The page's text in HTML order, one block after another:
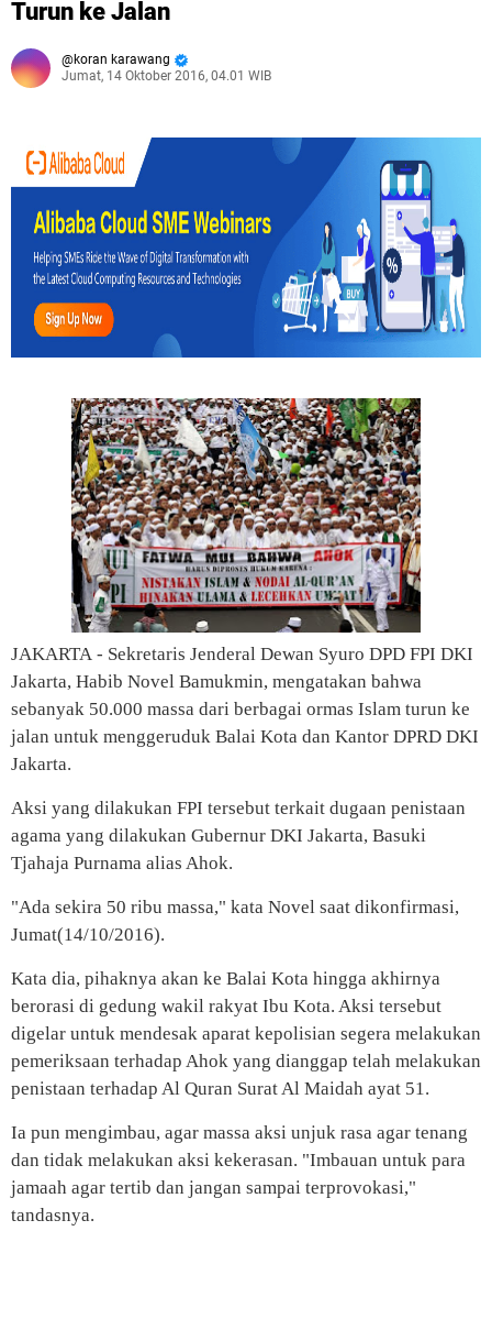
Turun ke Jalan
koran karawang
Jumat, 14 Oktober 2016, 04.01 WIB
JAKARTA - Sekretaris Jenderal Dewan Syuro DPD FPI DKI
Jakarta, Habib Novel Bamukmin, mengatakan bahwa
sebanyak 50.000 massa dari berbagai ormas Islam turun ke
jalan untuk menggeruduk Balai Kota dan Kantor DPRD DKI
Jakarta.
Aksi yang dilakukan FPI tersebut terkait dugaan penistaan
agama yang dilakukan Gubernur DKI Jakarta, Basuki
Tjahaja Purnama alias Ahok.
"Ada sekira 50 ribu massa," kata Novel saat dikonfirmasi,
Jumat(14/10/2016).
Kata dia, pihaknya akan ke Balai Kota hingga akhirnya
berorasi di gedung wakil rakyat Ibu Kota. Aksi tersebut
digelar untuk mendesak aparat kepolisian segera melakukan
pemeriksaan terhadap Ahok yang dianggap telah melakukan
penistaan terhadap Al Quran Surat Al Maidah ayat 51.
Ia pun mengimbau, agar massa aksi unjuk rasa agar tenang
dan tidak melakukan aksi kekerasan. "Imbauan untuk para
jamaah agar tertib dan jangan sampai terprovokasi,"
tandasnya.